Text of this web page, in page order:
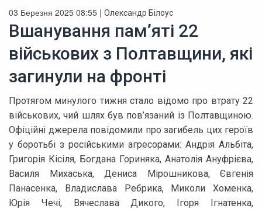
03 Березня 2025 08:55 | Олександр Білоус
Вшанування пам’яті 22
військових з Полтавщини, які
загинули на фронті
Протягом минулого тижня стало відомо про втрату 22
військових, чий шлях був пов’язаний із Полтавщиною.
Офіційні джерела повідомили про загибель цих героїв
у боротьбі з російськими агресорами: Андрія Альбіта,
Григорія Кісіля, Богдана Гориняка, Анатолія Ануфрієва,
Василя Михаська, Дениса Мірошникова, Євгенія
Панасенка, Владислава Ребрика, Миколи Хоменка,
Юрія Чечі, Вячеслава Дикого, Ігоря Ігнатенка,